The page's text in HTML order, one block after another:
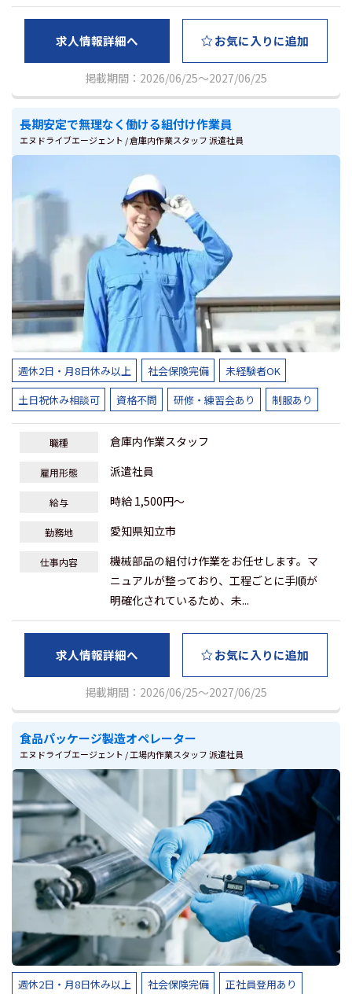
求人情報詳細へ お気に入りに追加
掲載期間：2026/06/25～2027/06/25
長期安定で無理なく働ける組付け作業員
エヌドライブエージェント / 倉庫内作業スタッフ 派遣社員
週休2日・月8日休み以上 社会保険完備
未経験者OK
土日祝休み相談可
資格不問 研修・練習会あり 制服あり
職種 倉庫内作業スタッフ
雇用形態 派遣社員
給与 時給 1,500円～
勤務地 愛知県知立市
仕事内容
機械部品の組付け作業をお任せします。マ
ニュアルが整っており、工程ごとに手順が
明確化されているため、未...
求人情報詳細へ お気に入りに追加
掲載期間：2026/06/25～2027/06/25
食品パッケージ製造オペレーター
エヌドライブエージェント / 工場内作業スタッフ 派遣社員
週休2日・月8日休み以上 社会保険完備
正社員登用あり